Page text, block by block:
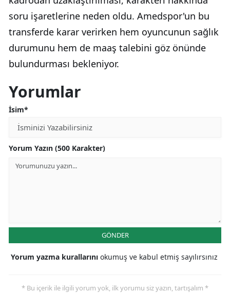
soru işaretlerine neden oldu. Amedspor'un bu
transferde karar verirken hem oyuncunun sağlık
durumunu hem de maaş talebini göz önünde
bulundurması bekleniyor.
Yorumlar
İsim*
Yorum Yazın (500 Karakter)
GÖNDER
Yorum yazma kurallarını okumuş ve kabul etmiş sayılırsınız
* Bu içerik ile ilgili yorum yok, ilk yorumu siz yazın, tartışalım *